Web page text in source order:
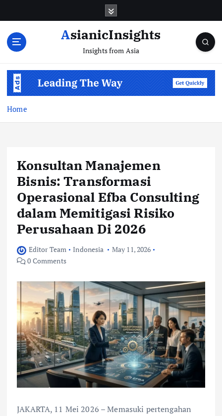
AsianicInsights
Insights from Asia
Home
Konsultan Manajemen
Bisnis: Transformasi
Operasional Efba Consulting
dalam Memitigasi Risiko
Perusahaan Di 2026
Editor Team Indonesia
May 11, 2026
0 Comments
JAKARTA, 11 Mei 2026 – Memasuki pertengahan